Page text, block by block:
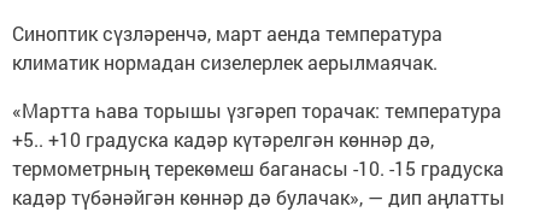
Синоптик сүзләренчә, март аенда температура
климатик нормадан сизелерлек аерылмаячак.
«Мартта һава торышы үзгәреп торачак: температура
+5.. +10 градуска кадәр күтәрелгән көннәр дә,
термометрның терекөмеш баганасы -10. -15 градуска
кадәр түбәнәйгән көннәр дә булачак», — дип аңлатты